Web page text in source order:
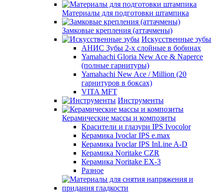
Материалы для подготовки штампика
Замковые крепления (аттачмены)
Искусственные зубы
АНИС Зубы 2-х слойные в бобинах
Yamahachi Gloria New Ace & Naperce
(полные гарнитуры)
Yamahachi New Ace / Million (20
гарнитуров в боксах)
VITA MFT
Инструменты
Керамические массы и композиты
Красители и глазури IPS Ivocolor
Керамика Ivoclar IPS e.max
Керамика Ivoclar IPS InLine A-D
Керамика Noritake CZR
Керамика Noritake EX-3
Разное